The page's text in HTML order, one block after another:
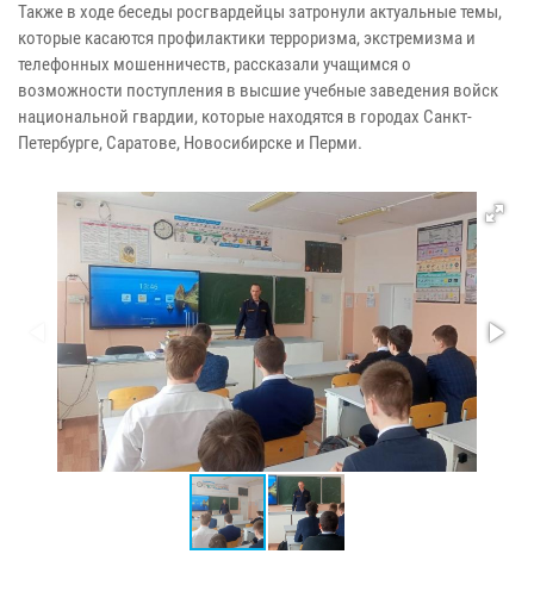
Также в ходе беседы росгвардейцы затронули актуальные темы,
которые касаются профилактики терроризма, экстремизма и
телефонных мошенничеств, рассказали учащимся о
возможности поступления в высшие учебные заведения войск
национальной гвардии, которые находятся в городах Санкт-
Петербурге, Саратове, Новосибирске и Перми.